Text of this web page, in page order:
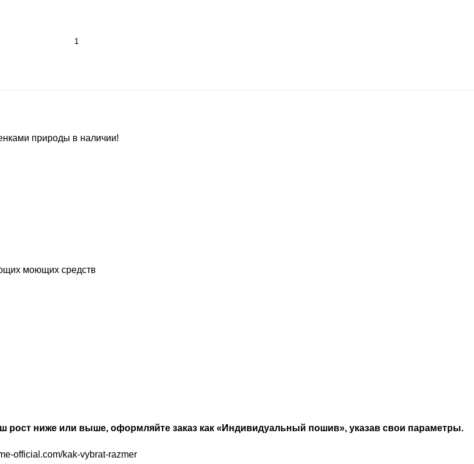
природы в наличии!
моющих средств
рост ниже или выше, оформляйте заказ как «Индивидуальный пошив», указав свои параметры.
official.com/kak-vybrat-razmer